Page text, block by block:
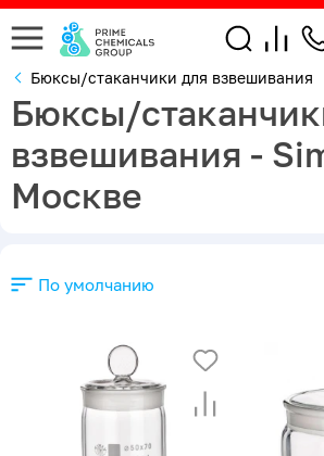
Бюксы/стаканчики для взвешивания
Бюксы/
взвешивания -
Москве
По умолчанию